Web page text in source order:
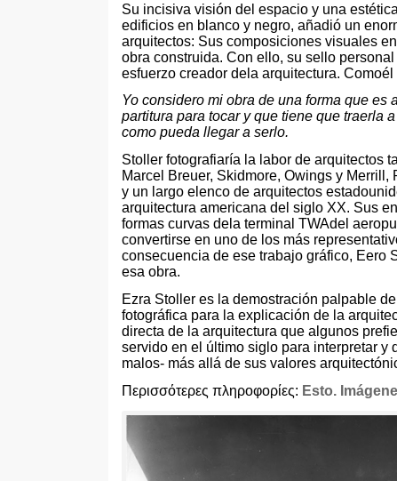
Su incisiva visión del espacio y una
edificios en blanco y negro, añadió un
arquitectos: Sus composiciones visuales
obra construida. Con ello, su sello personal
esfuerzo creador dela arquitectura. Comoél
Yo considero mi obra de una forma que
partitura para tocar y que tiene que traerla
como pueda llegar a serlo.
Stoller fotografiaría la labor de arquitectos
Marcel Breuer, Skidmore, Owings y Merrill ,
y un largo elenco de arquitectos
arquitectura americana del siglo XX. Sus
formas curvas dela terminal TWAdel
convertirse en uno de los más
consecuencia de ese trabajo gráfico, Eero
esa obra.
Ezra Stoller es la demostración palpable
fotográfica para la explicación de la
directa de la arquitectura que algunos
servido en el último siglo para interpretar
malos- más allá de sus valores
Περισσότερες πληροφορίες: Esto.